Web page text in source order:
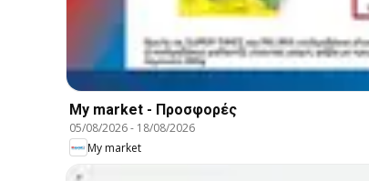
My market - Προσφορές
05/08/2026- 18/08/2026
My market